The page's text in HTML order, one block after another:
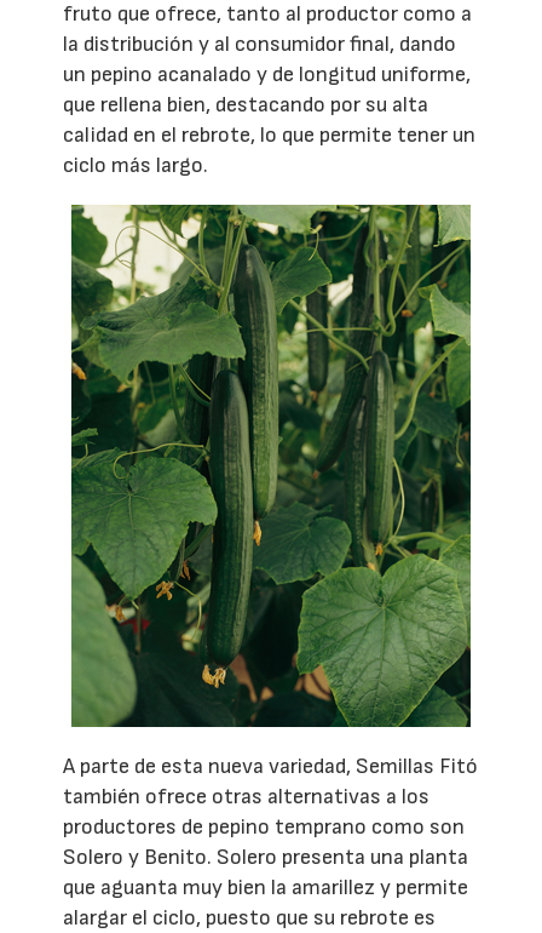
fruto que ofrece, tanto al productor como a
la distribución y al consumidor final, dando
un pepino acanalado y de longitud uniforme,
que rellena bien, destacando por su alta
calidad en el rebrote, lo que permite tener un
ciclo más largo.
A parte de esta nueva variedad, Semillas Fitó
también ofrece otras alternativas a los
productores de pepino temprano como son
Solero y Benito. Solero presenta una planta
que aguanta muy bien la amarillez y permite
alargar el ciclo, puesto que su rebrote es